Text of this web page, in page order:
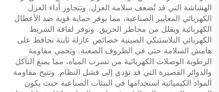
الهشاشة التي قد تُضعف سلامة العزل. وتتجاوز أداء العزل
الكهربائي المعايير الصناعية، مما يوفر حماية قوية ضد الأعطال
الكهربائية ويقلل من مخاطر الحريق. وتوفر لفافة الشريط
الكهربائي البلاستيكي الصينية خصائص عازلة ثابتة تحافظ على
هامش السلامة حتى في الظروف الصعبة. وتحمي مقاومة
الرطوبة الوصلات الكهربائية من تسرب المياه، مما يمنع التآكل
والدوائر القصيرة التي قد تؤدي إلى فشل النظام. وتتيح مقاومة
المواد الكيميائية استخدامها في البيئات الصناعية حيث يكون